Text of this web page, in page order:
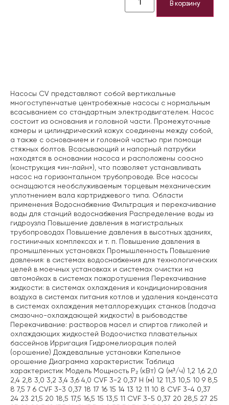
В корзину
Насосы CV представляют собой вертикальные
многоступенчатые центробежные насосы с нормальным
всасыванием со стандартным электродвигателем. Насос
состоит из основания и головной части. Промежуточные
камеры и цилиндрический кожух соединены между собой,
а также с основанием и головной частью при помощи
стяжных болтов. Всасывающий и напорный патрубки
находятся в основании насоса и расположены соосно
(конструкция «ин-лайн»), что позволяет устанавливать
насос на горизонтальном трубопроводе. Все насосы
оснащаются необслуживаемым торцевым механическим
уплотнением вала картриджевого типа. Области
применения Водоснабжение Фильтрация и перекачивание
воды для станций водоснабжения Распределение воды из
гидроузла Повышение давления в магистральных
трубопроводах Повышение давления в высотных зданиях,
гостиничных комплексах и т. п. Повышение давления в
промышленных установках Промышленность Повышение
давления: в системах водоснабжения для технологических
целей в моечных установках и системах очистки на
автомойках в системах пожаротушения Перекачивание
жидкости: в системах охлаждения и кондиционирования
воздуха в системах питания котлов и удаления конденсата
в системах охлаждения металлорежущих станков (подача
смазочно-охлаждающей жидкости) в рыбоводстве
Перекачивание: растворов масел и спиртов гликолей и
охлаждающих жидкостей Водоочистка плавательных
бассейнов Ирригация Гидромелиорация полей
(орошение) Дождевальные установки Капельное
орошение Диаграмма характеристик Таблица
характеристик Модель Мощность P₂ (кВт) Q (м³/ч) 1,2 1,6 2,0
2,4 2,8 3,0 3,2 3,4 3,6 4,0 CVF 3-2 0,37 H (м) 12 11,3 10,5 10 9 8,5
8 7,5 7 6 CVF 3-3 0,37 18 17 16 15 14 13 12 11 10 8 CVF 3-4 0,37
24 23 21,5 20 18,5 17,5 16,5 15 13,5 11 CVF 3-5 0,37 20 28,5 27 25